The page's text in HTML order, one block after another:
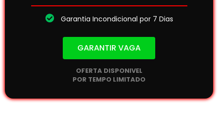
Garantia Incondicional por 7 Dias
GARANTIR VAGA
OFERTA DISPONIVEL
POR TEMPO LIMITADO